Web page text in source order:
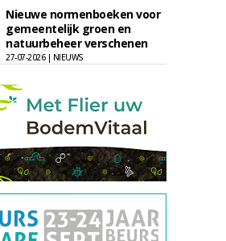
Nieuwe normenboeken voor
gemeentelijk groen en
natuurbeheer verschenen
27-07-2026 | NIEUWS